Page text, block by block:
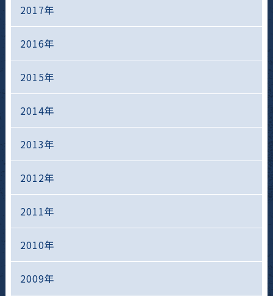
2017年
2016年
2015年
2014年
2013年
2012年
2011年
2010年
2009年